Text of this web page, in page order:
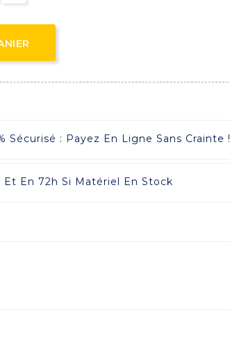
Sécurisé : Payez En Ligne Sans Crainte !
Et En 72h Si Matériel En Stock